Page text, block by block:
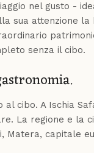
nel gusto -
sua attenzione
senza il cibo.
cibo. A Ischia
La regione e la
Matera, capitale